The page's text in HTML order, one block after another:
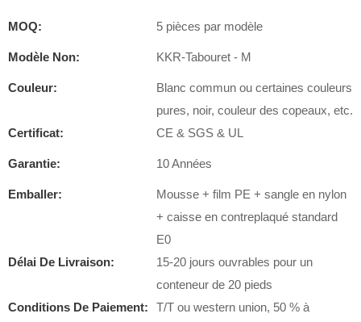
MOQ: 5 pièces par modèle
Modèle Non: KKR-Tabouret - M
Couleur:
Blanc commun ou certaines couleurs
pures, noir, couleur des copeaux, etc.
Certificat:
CE & SGS & UL
Garantie: 10 Années
Emballer:
Mousse + film PE + sangle en nylon
+ caisse en contreplaqué standard
E0
Délai De Livraison:
15-20 jours ouvrables pour un
conteneur de 20 pieds
Conditions De Paiement:
T/T ou western union, 50 % à